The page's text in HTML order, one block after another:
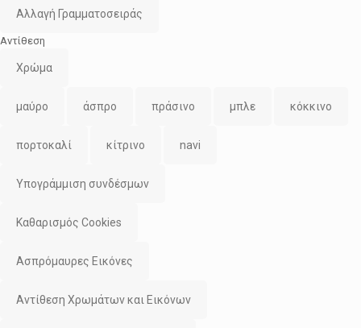
Αλλαγή Γραμματοσειράς
Αντίθεση
Χρώμα
μαύρο άσπρο πράσινο μπλε κόκκινο
πορτοκαλί κίτρινο navi
Υπογράμμιση συνδέσμων
Καθαρισμός Cookies
Ασπρόμαυρες Εικόνες
Αντίθεση Χρωμάτων και Εικόνων